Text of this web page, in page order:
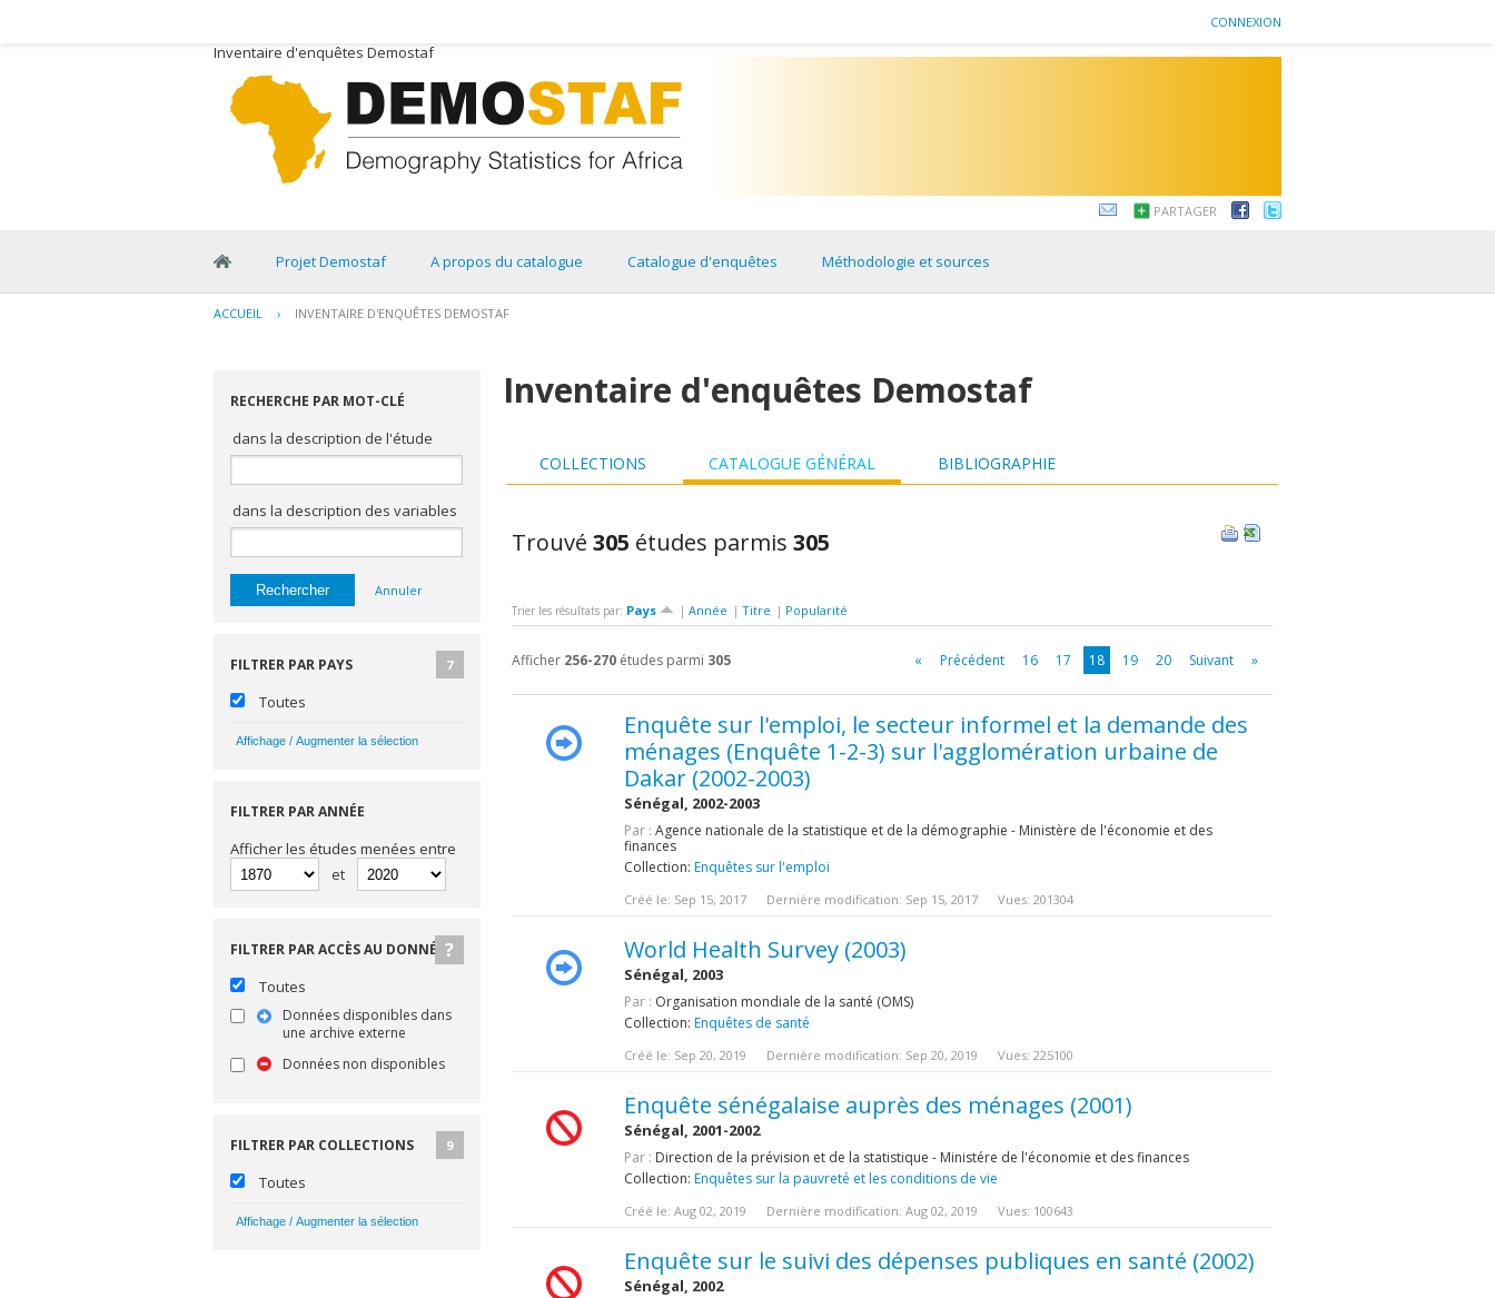
CONNEXION
Inventaire d'enquêtes Demostaf
PARTAGER
Projet Demostaf A propos du catalogue Catalogue d'enquêtes Méthodologie et sources
ACCUEIL › INVENTAIRE D'ENQUÊTES DEMOSTAF
Inventaire d'enquêtes Demostaf
COLLECTIONS CATALOGUE GÉNÉRAL BIBLIOGRAPHIE
Trouvé 305 études parmis 305
Trier les résultats par: Pays | Année | Titre | Popularité
Afficher 256-270études parmi 305 « Précédent 16 17 18 19 20 Suivant »
Enquête sur l'emploi, le secteur informel et la demande des
ménages (Enquête 1-2-3) sur l'agglomération urbaine de
Dakar (2002-2003)
Sénégal, 2002-2003
Par : Agence nationale de la statistique et de la démographie - Ministère de l'économie et des
finances
Collection: Enquêtes sur l'emploi
Créé le: Sep 15, 2017 Dernière modification: Sep 15, 2017 Vues: 201304
World Health Survey (2003)
Sénégal, 2003
Par : Organisation mondiale de la santé (OMS)
Collection: Enquêtes de santé
Créé le: Sep 20, 2019 Dernière modification: Sep 20, 2019 Vues: 225100
Enquête sénégalaise auprès des ménages (2001)
Sénégal, 2001-2002
Par : Direction de la prévision et de la statistique - Ministére de l'économie et des finances
Collection: Enquêtes sur la pauvreté et les conditions de vie
Créé le: Aug 02, 2019 Dernière modification: Aug 02, 2019 Vues: 100643
Enquête sur le suivi des dépenses publiques en santé (2002)
Sénégal, 2002
RECHERCHE PAR MOT-CLÉ
dans la description de l'étude
dans la description des variables
Annuler
FILTRER PAR PAYS 7
Toutes
FILTRER PAR ANNÉE
Afficher les études menées entre
et
FILTRER PAR ACCÈS AU DONNÉES
Toutes
Données disponibles dans
une archive externe
Données non disponibles
FILTRER PAR COLLECTIONS 9
Toutes